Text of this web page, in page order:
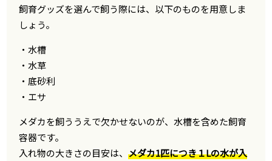
飼育グッズを選んで飼う際には、以下のものを用意しま
しょう。
・水槽
・水草
・底砂利
・エサ
メダカを飼ううえで欠かせないのが、水槽を含めた飼育
容器です。
入れ物の大きさの目安は、メダカ1匹につき１Lの水が入